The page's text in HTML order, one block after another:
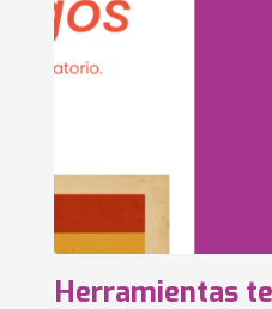
Herramientas